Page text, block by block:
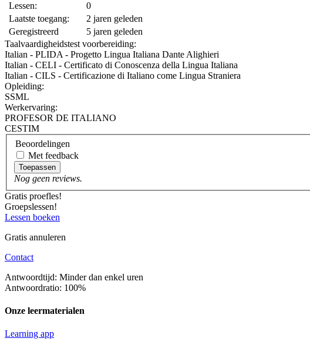
Lessen:
0
Laatste toegang:
2 jaren geleden
Geregistreerd
5 jaren geleden
Taalvaardigheidstest voorbereiding:
Italian - PLIDA - Progetto Lingua Italiana Dante Alighieri
Italian - CELI - Certificato di Conoscenza della Lingua Italiana
Italian - CILS - Certificazione di Italiano come Lingua Straniera
Opleiding:
SSML
Werkervaring:
PROFESOR DE ITALIANO
CESTIM
Beoordelingen
Met feedback
Toepassen
Nog geen reviews.
Gratis proefles!
Groepslessen!
Lessen boeken
Gratis annuleren
Contact
Antwoordtijd: Minder dan enkel uren
Antwoordratio: 100%
Onze leermaterialen
Learning app